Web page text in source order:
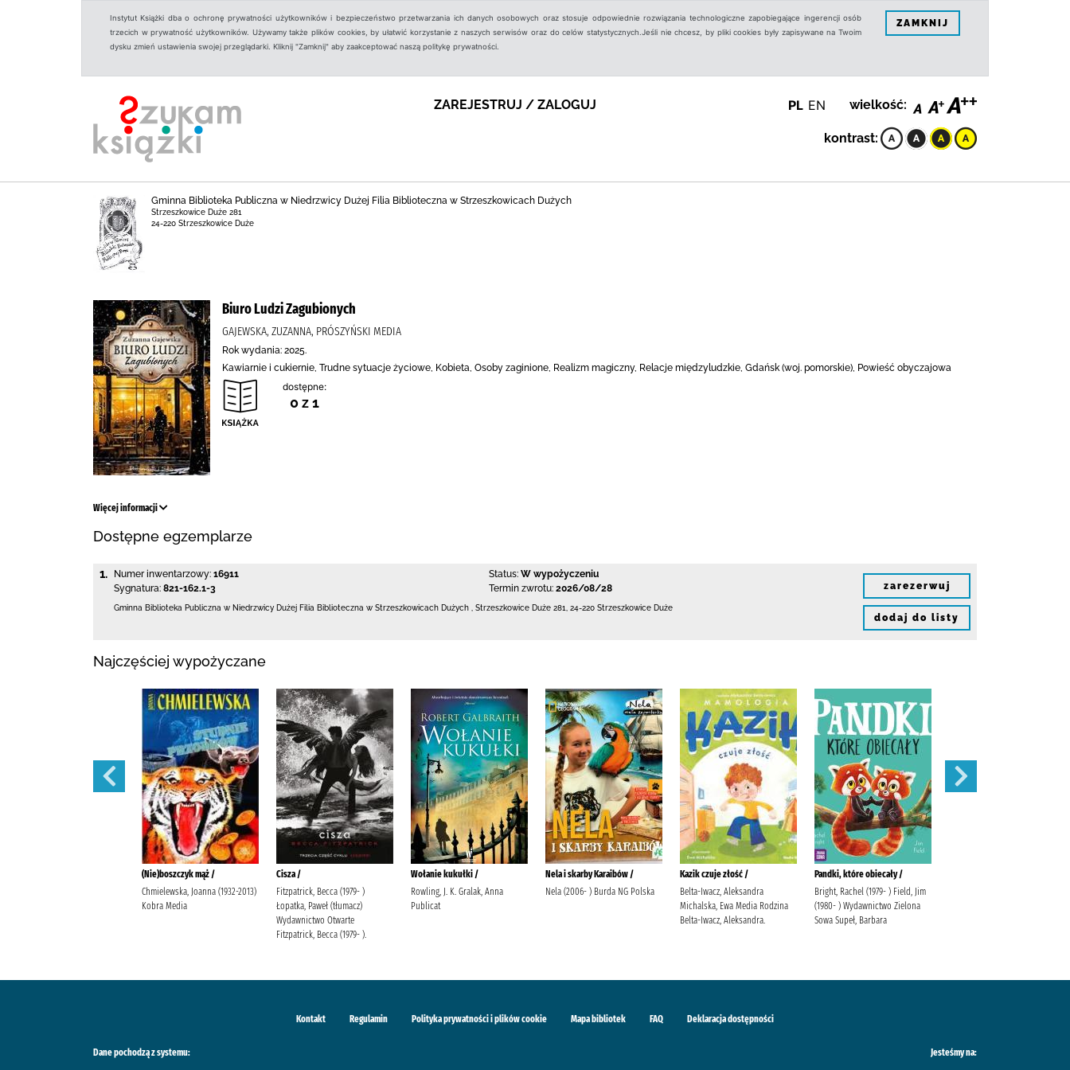
Instytut Książki dba o ochronę prywatności użytkowników i bezpieczeństwo przetwarzania ich danych osobowych oraz stosuje odpowiednie rozwiązania technologiczne zapobiegające ingerencji osób
trzecich w prywatność użytkowników. Używamy także plików cookies, by ułatwić korzystanie z naszych serwisów oraz do celów statystycznych.Jeśli nie chcesz, by pliki cookies były zapisywane na Twoim
dysku zmień ustawienia swojej przeglądarki. Kliknij "Zamknij" aby zaakceptować naszą politykę prywatności.
ZAMKNIJ
ZAREJESTRUJ / ZALOGUJ PL EN wielkość:
kontrast:
Gminna Biblioteka Publiczna w Niedrzwicy Dużej Filia Biblioteczna w Strzeszkowicach Dużych
Strzeszkowice Duże 281
24-220 Strzeszkowice Duże
Biuro Ludzi Zagubionych
GAJEWSKA, ZUZANNA, PRÓSZYŃSKI MEDIA
Rok wydania: 2025.
Kawiarnie i cukiernie, Trudne sytuacje życiowe, Kobieta, Osoby zaginione, Realizm magiczny, Relacje międzyludzkie, Gdańsk (woj. pomorskie), Powieść obyczajowa
dostępne:
0 z 1
Więcej informacji
Dostępne egzemplarze
1. Numer inwentarzowy: 16911
Sygnatura: 821-162.1-3
Status: W wypożyczeniu
Termin zwrotu: 2026/08/28
Gminna Biblioteka Publiczna w Niedrzwicy Dużej Filia Biblioteczna w Strzeszkowicach Dużych Strzeszkowice Duże 281 24-220 Strzeszkowice Duże
zarezerwuj
dodaj do listy
Najczęściej wypożyczane
(Nie)boszczyk mąż /
Chmielewska, Joanna (1932-2013)
Kobra Media
Cisza /
Fitzpatrick, Becca (1979- )
Łopatka, Paweł (tłumacz)
Wydawnictwo Otwarte
Fitzpatrick, Becca (1979- ).
Wołanie kukułki /
Rowling, J. K. Gralak, Anna
Publicat
Nela i skarby Karaibów /
Nela (2006- ) Burda NG Polska
Kazik czuje złość /
Belta-Iwacz, Aleksandra
Michalska, Ewa Media Rodzina
Belta-Iwacz, Aleksandra.
Pandki, które obiecały /
Bright, Rachel (1979- ) Field, Jim
(1980- ) Wydawnictwo Zielona
Sowa Supeł, Barbara
Kontakt Regulamin Polityka prywatności i plików cookie Mapa bibliotek FAQ Deklaracja dostępności
Dane pochodzą z systemu: Jesteśmy na: